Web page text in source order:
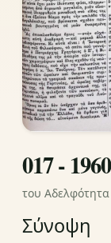
017 -
του Αδελφότητα
Σύνοψη